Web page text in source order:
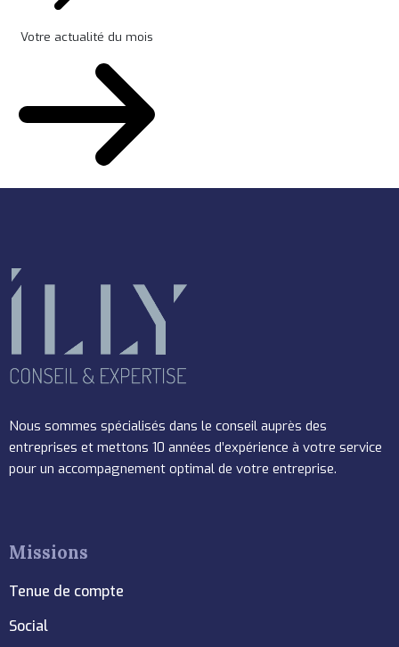
Votre actualité du mois
Nous sommes spécialisés dans le conseil auprès des
entreprises et mettons 10 années d’expérience à votre service
pour un accompagnement optimal de votre entreprise.
Missions
Tenue de compte
Social